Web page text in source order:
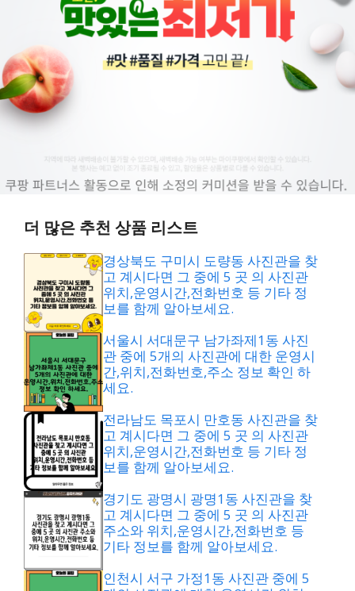
더 많은 추천 상품 리스트
경상북도 구미시 도량동 사진관을 찾
고 계시다면 그 중에 5 곳 의 사진관
위치,운영시간,전화번호 등 기타 정
보를 함께 알아보세요.
서울시 서대문구 남가좌제1동 사진
관 중에 5개의 사진관에 대한 운영시
간,위치,전화번호,주소 정보 확인 하
세요.
전라남도 목포시 만호동 사진관을 찾
고 계시다면 그 중에 5 곳 의 사진관
위치,운영시간,전화번호 등 기타 정
보를 함께 알아보세요.
경기도 광명시 광명1동 사진관을 찾
고 계시다면 그 중에 5 곳 의 사진관
주소와 위치,운영시간,전화번호 등
기타 정보를 함께 알아보세요.
인천시 서구 가정1동 사진관 중에 5